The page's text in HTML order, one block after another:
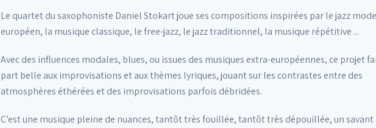
Le quartet du saxophoniste Daniel Stokart joue ses compositions inspirées par le jazz
européen, la musique classique, le free-jazz, le jazz traditionnel, la musique répétitive ...
Avec des influences modales, blues, ou issues des musiques extra-européennes, ce projet
part belle aux improvisations et aux thèmes lyriques, jouant sur les contrastes entre des
atmosphères éthérées et des improvisations parfois débridées.
C’est une musique pleine de nuances, tantôt très fouillée, tantôt très dépouillée, un savant